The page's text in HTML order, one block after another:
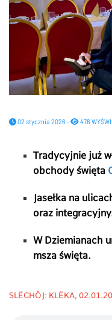
02 stycznia 2026 - 476
Tradycyjnie już
obchody święta
Jasełka na
oraz
W Dziemianach
msza święta.
SLËCHÔJ: KLËKA,